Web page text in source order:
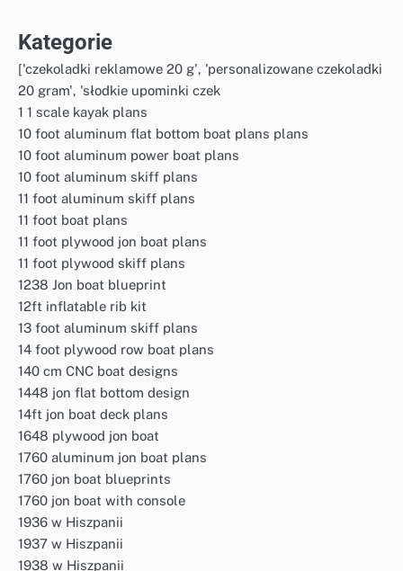
Kategorie
['czekoladki reklamowe 20 g', 'personalizowane czekoladki
20 gram', 'słodkie upominki czek
1 1 scale kayak plans
10 foot aluminum flat bottom boat plans plans
10 foot aluminum power boat plans
10 foot aluminum skiff plans
11 foot aluminum skiff plans
11 foot boat plans
11 foot plywood jon boat plans
11 foot plywood skiff plans
1238 Jon boat blueprint
12ft inflatable rib kit
13 foot aluminum skiff plans
14 foot plywood row boat plans
140 cm CNC boat designs
1448 jon flat bottom design
14ft jon boat deck plans
1648 plywood jon boat
1760 aluminum jon boat plans
1760 jon boat blueprints
1760 jon boat with console
1936 w Hiszpanii
1937 w Hiszpanii
1938 w Hiszpanii